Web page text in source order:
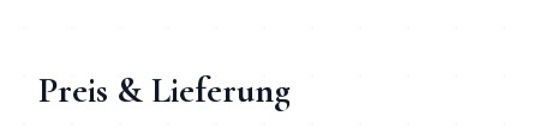
Preis & Lieferung